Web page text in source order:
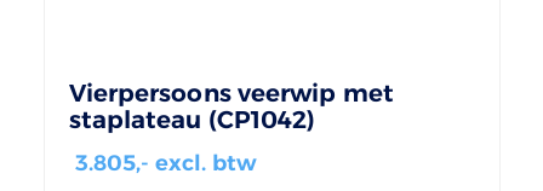
Vierpersoons veerwip met
staplateau (CP1042)
3.805,- excl. btw